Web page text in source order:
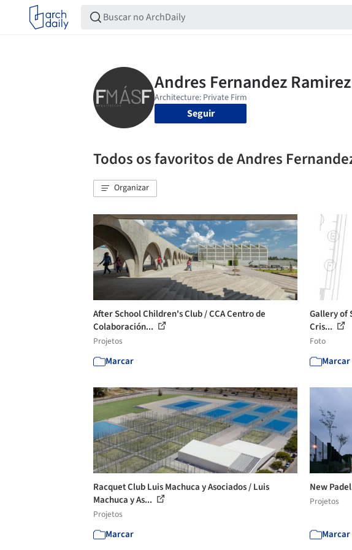
Seguir
Todos os favoritos de Andres
Organizar
After School Children's Club / CCA Centro de
Colaboración...
Projetos
Marcar
Gallery of
Cris...
Foto
Marcar
Racquet Club Luis Machuca y Asociados / Luis
Machuca y As...
Projetos
Marcar
New
Projetos
Marcar